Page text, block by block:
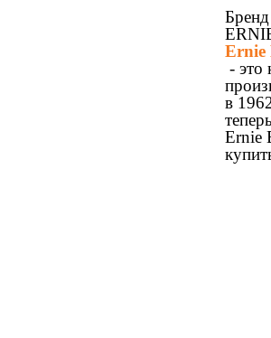
Бренд
Ernie
- это
в
Ernie